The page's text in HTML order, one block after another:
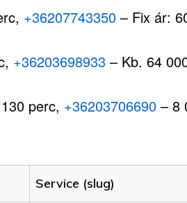
+36207743350 – Fix ár:
+36203698933 – Kb. 64
perc, +36203706690 – 8
Service (slug)